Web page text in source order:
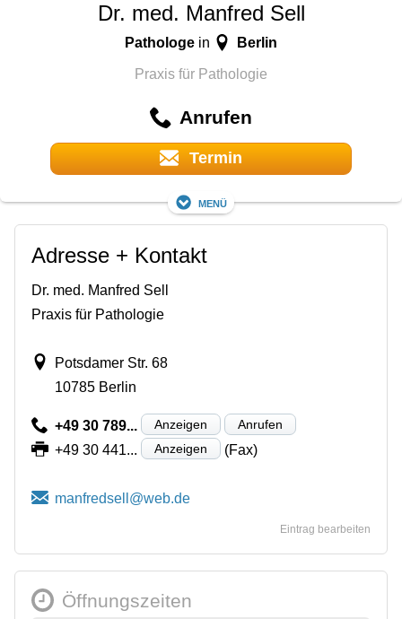
Dr. med. Manfred Sell
Pathologe in Berlin
Praxis für Pathologie
Anrufen
Termin
Menü
Adresse + Kontakt
Dr. med. Manfred Sell
Praxis für Pathologie
Potsdamer Str. 68
10785 Berlin
+49 30 789... Anzeigen Anrufen
+49 30 441... Anzeigen (Fax)
Eintrag bearbeiten
Öffnungszeiten